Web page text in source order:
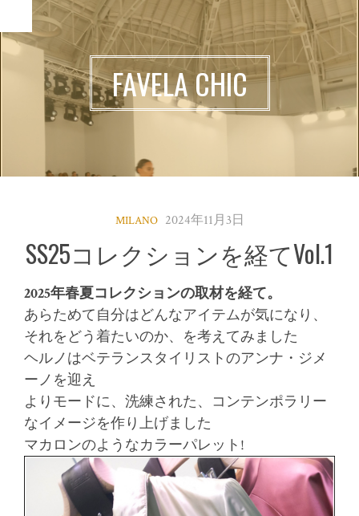
MENU
FAVELA CHIC
MILANO 2024年11月3日
SS25コレクションを経てVol.1
2025年春夏コレクションの取材を経て。
あらためて自分はどんなアイテムが気になり、
それをどう着たいのか、を考えてみました
ヘルノはベテランスタイリストのアンナ・ジメ
ーノを迎え
よりモードに、洗練された、コンテンポラリー
なイメージを作り上げました
マカロンのようなカラーパレット!